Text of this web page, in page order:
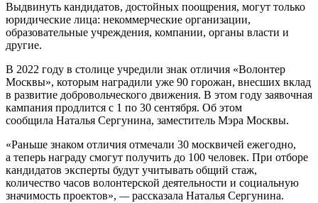
Выдвинуть кандидатов, достойных поощрения, могут только
юридические лица: некоммерческие организации,
образовательные учреждения, компании, органы власти и
другие.
В 2022 году в столице учредили знак отличия «Волонтер
Москвы», которым наградили уже 90 горожан, внесших вклад
в развитие добровольческого движения. В этом году заявочная
кампания продлится с 1 по 30 сентября. Об этом
сообщила Наталья Сергунина, заместитель Мэра Москвы.
«Раньше знаком отличия отмечали 30 москвичей ежегодно,
а теперь награду смогут получить до 100 человек. При отборе
кандидатов эксперты будут учитывать общий стаж,
количество часов волонтерской деятельности и социальную
значимость проектов», —рассказала Наталья Сергунина.